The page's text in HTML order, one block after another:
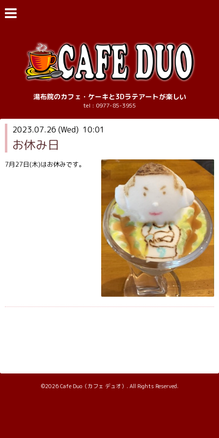
湯布院のカフェ・ケーキと3Dラテアートが楽しい
tel : 0977-85-3955
2023.07.26 (Wed) 10:01
お休み日
7月27日(木)はお休みです。
©2026Cafe Duo（カフェ デュオ） . All Rights Reserved.